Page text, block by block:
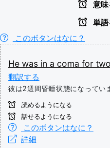
意味
単語
このボタンはなに？
He was in a coma for two
翻訳する
彼は2週間昏睡状態になってい
読めるようになる
話せるようになる
このボタンはなに？
詳細